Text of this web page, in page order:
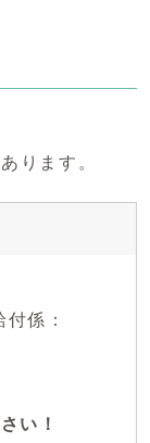
ります。
係：
い！